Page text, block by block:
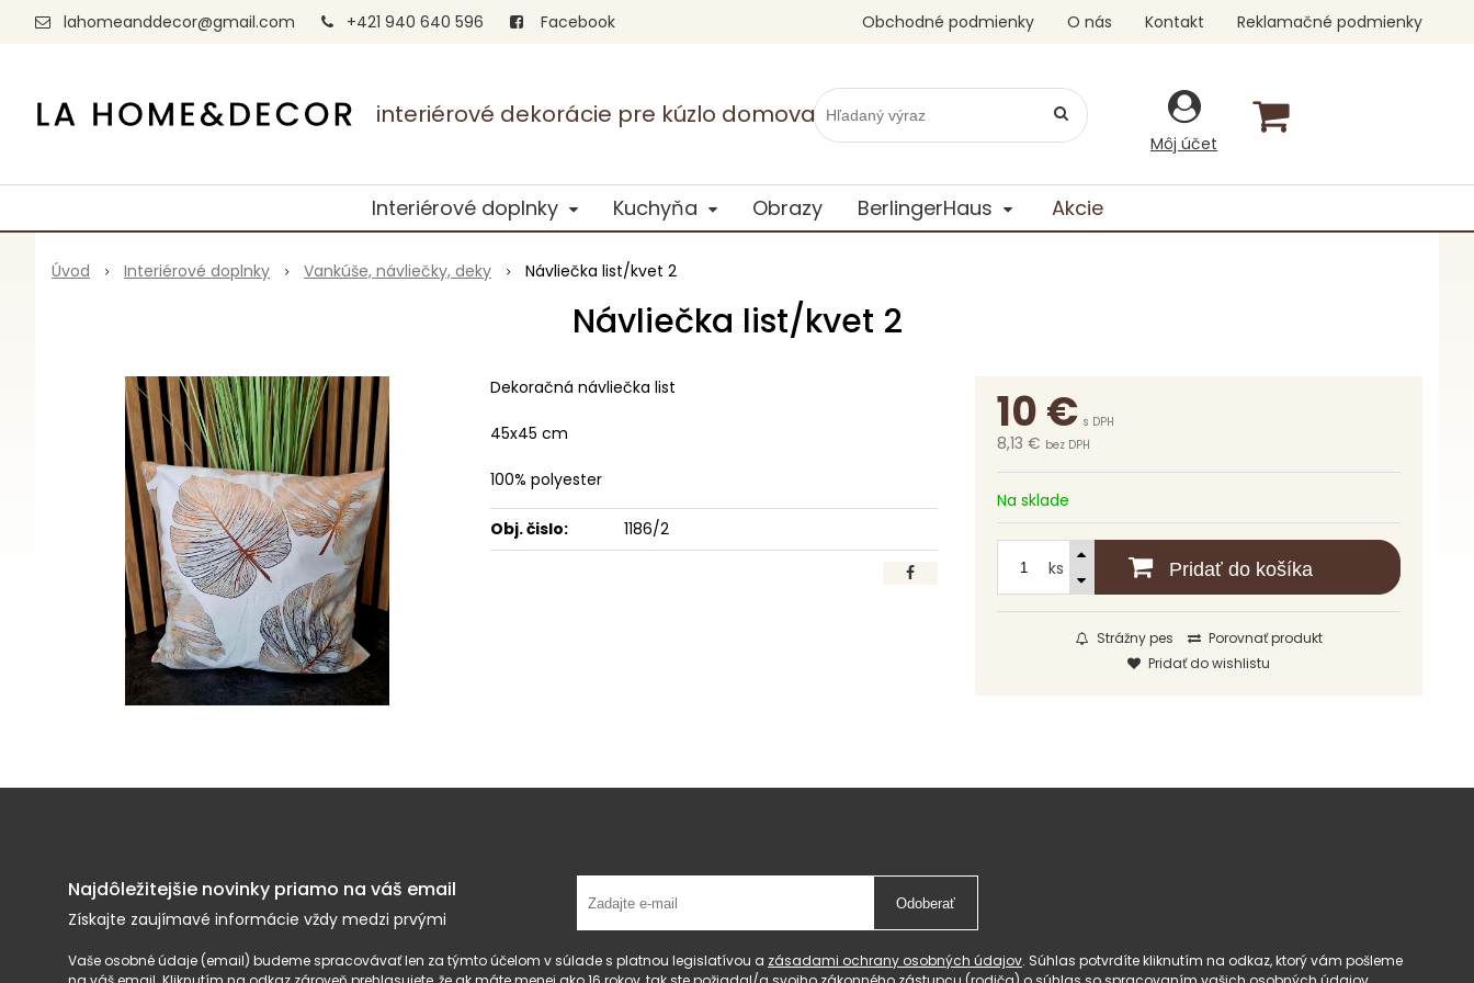
interiérové dekorácie pre kúzlo domova
lahomeanddecor@gmail.com +421 940 640 596 Facebook
Môj účet
Obchodné podmienky O nás Kontakt Reklamačné podmienky
Interiérové doplnky Kuchyňa Obrazy BerlingerHaus Akcie
Úvod Interiérové doplnky Vankúše, návliečky, deky Návliečka list/kvet 2
Návliečka list/kvet 2
10€ s DPH
8,13 € bez DPH
Na sklade
ks Pridať do košíka
Strážny pes
Porovnať produkt
Pridať do wishlistu
Dekoračná návliečka list
45x45 cm
100% polyester
Obj. čislo: 1186/2
Najdôležitejšie novinky priamo na váš email
Získajte zaujímavé informácie vždy medzi prvými
Odoberať
Vaše osobné údaje (email) budeme spracovávať len za týmto účelom v súlade s platnou legislatívou a zásadami ochrany osobných údajov. Súhlas potvrdíte kliknutím na odkaz, ktorý vám pošleme